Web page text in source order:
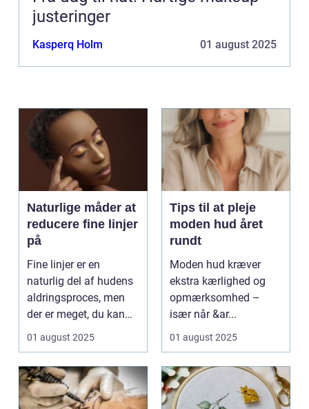
justeringer
Kasperq Holm 01 august 2025
Naturlige måder at
reducere fine linjer
på
Fine linjer er en
naturlig del af hudens
aldringsproces, men
der er meget, du kan
gøre for at...
01 august 2025
Tips til at pleje
moden hud året
rundt
Moden hud kræver
ekstra kærlighed og
opmærksomhed –
især når &ar...
01 august 2025